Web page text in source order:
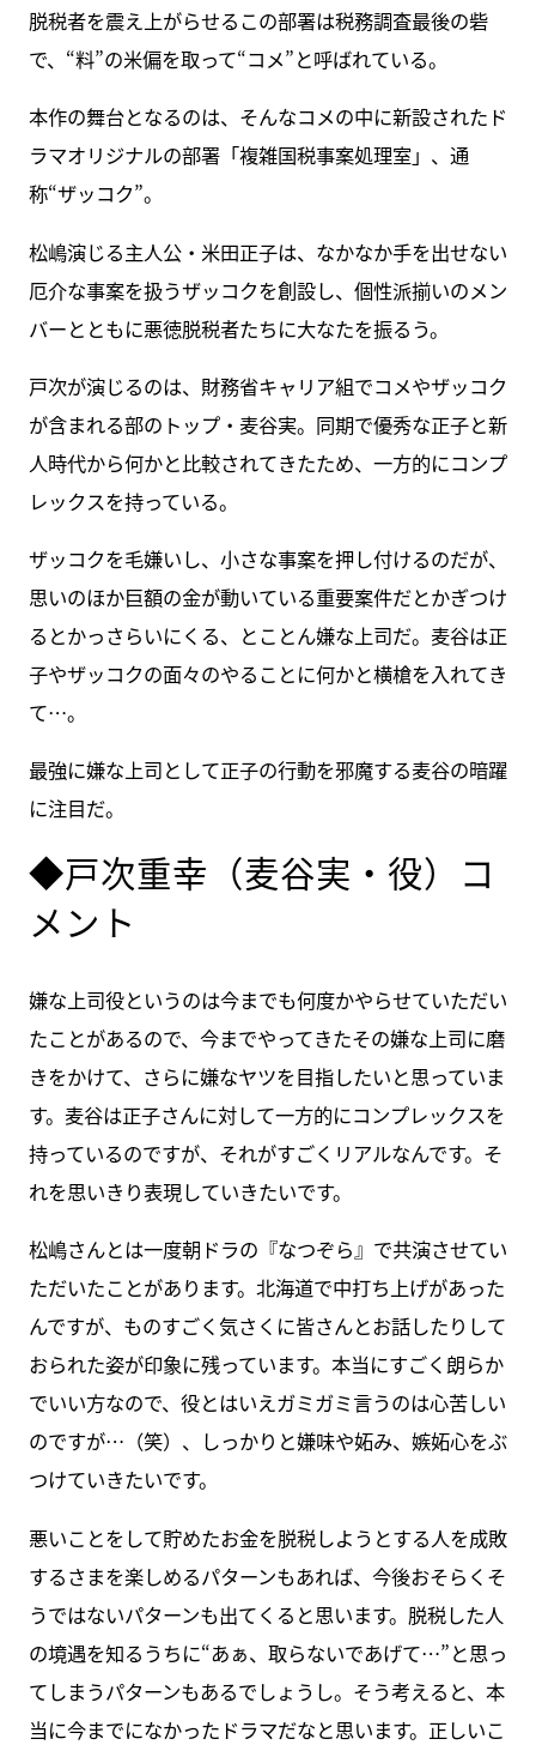
脱税者を震え上がらせるこの部署は税務調査最後の砦
で、“料”の米偏を取って“コメ”と呼ばれている。
本作の舞台となるのは、そんなコメの中に新設されたド
ラマオリジナルの部署「複雑国税事案処理室」、通
称“ザッコク”。
松嶋演じる主人公・米田正子は、なかなか手を出せない
厄介な事案を扱うザッコクを創設し、個性派揃いのメン
バーとともに悪徳脱税者たちに大なたを振るう。
戸次が演じるのは、財務省キャリア組でコメやザッコク
が含まれる部のトップ・麦谷実。同期で優秀な正子と新
人時代から何かと比較されてきたため、一方的にコンプ
レックスを持っている。
ザッコクを毛嫌いし、小さな事案を押し付けるのだが、
思いのほか巨額の金が動いている重要案件だとかぎつけ
るとかっさらいにくる、とことん嫌な上司だ。麦谷は正
子やザッコクの面々のやることに何かと横槍を入れてき
て…。
最強に嫌な上司として正子の行動を邪魔する麦谷の暗躍
に注目だ。
◆戸次重幸（麦谷実・役）コ
メント
嫌な上司役というのは今までも何度かやらせていただい
たことがあるので、今までやってきたその嫌な上司に磨
きをかけて、さらに嫌なヤツを目指したいと思っていま
す。麦谷は正子さんに対して一方的にコンプレックスを
持っているのですが、それがすごくリアルなんです。そ
れを思いきり表現していきたいです。
松嶋さんとは一度朝ドラの『なつぞら』で共演させてい
ただいたことがあります。北海道で中打ち上げがあった
んですが、ものすごく気さくに皆さんとお話したりして
おられた姿が印象に残っています。本当にすごく朗らか
でいい方なので、役とはいえガミガミ言うのは心苦しい
のですが…（笑）、しっかりと嫌味や妬み、嫉妬心をぶ
つけていきたいです。
悪いことをして貯めたお金を脱税しようとする人を成敗
するさまを楽しめるパターンもあれば、今後おそらくそ
うではないパターンも出てくると思います。脱税した人
の境遇を知るうちに“あぁ、取らないであげて…”と思っ
てしまうパターンもあるでしょうし。そう考えると、本
当に今までになかったドラマだなと思います。正しいこ